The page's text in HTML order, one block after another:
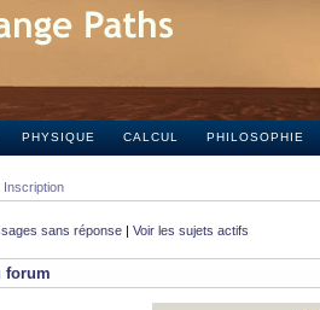
PHYSIQUE CALCUL PHILOSOPHIE
Inscription
sans réponse | Voir les sujets actifs
forum